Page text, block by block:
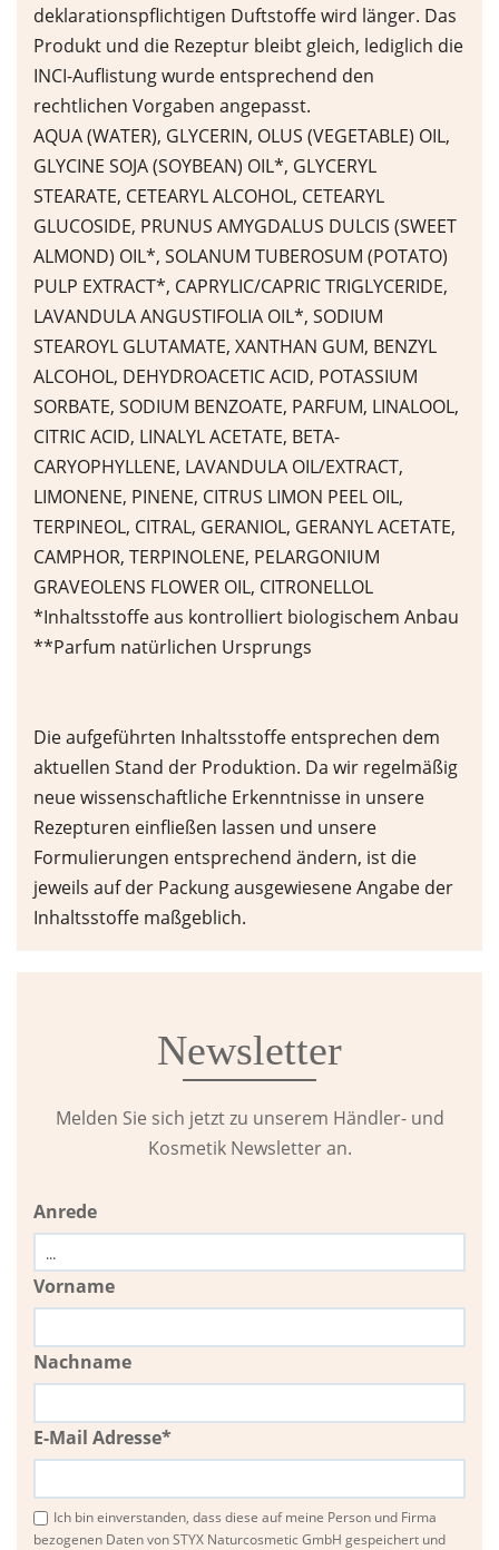
deklarationspflichtigen Duftstoffe wird länger. Das
Produkt und die Rezeptur bleibt gleich, lediglich die
INCI-Auflistung wurde entsprechend den
rechtlichen Vorgaben angepasst.
AQUA (WATER), GLYCERIN, OLUS (VEGETABLE) OIL,
GLYCINE SOJA (SOYBEAN) OIL*, GLYCERYL
STEARATE, CETEARYL ALCOHOL, CETEARYL
GLUCOSIDE, PRUNUS AMYGDALUS DULCIS (SWEET
ALMOND) OIL*, SOLANUM TUBEROSUM (POTATO)
PULP EXTRACT*, CAPRYLIC/CAPRIC TRIGLYCERIDE,
LAVANDULA ANGUSTIFOLIA OIL*, SODIUM
STEAROYL GLUTAMATE, XANTHAN GUM, BENZYL
ALCOHOL, DEHYDROACETIC ACID, POTASSIUM
SORBATE, SODIUM BENZOATE, PARFUM, LINALOOL,
CITRIC ACID, LINALYL ACETATE, BETA-
CARYOPHYLLENE, LAVANDULA OIL/EXTRACT,
LIMONENE, PINENE, CITRUS LIMON PEEL OIL,
TERPINEOL, CITRAL, GERANIOL, GERANYL ACETATE,
CAMPHOR, TERPINOLENE, PELARGONIUM
GRAVEOLENS FLOWER OIL, CITRONELLOL
*Inhaltsstoffe aus kontrolliert biologischem Anbau
**Parfum natürlichen Ursprungs
Die aufgeführten Inhaltsstoffe entsprechen dem
aktuellen Stand der Produktion. Da wir regelmäßig
neue wissenschaftliche Erkenntnisse in unsere
Rezepturen einfließen lassen und unsere
Formulierungen entsprechend ändern, ist die
jeweils auf der Packung ausgewiesene Angabe der
Inhaltsstoffe maßgeblich.
Newsletter
Melden Sie sich jetzt zu unserem Händler- und
Kosmetik Newsletter an.
Anrede
Vorname
Nachname
E-Mail Adresse*
Ich bin einverstanden, dass diese auf meine Person und Firma
bezogenen Daten von STYX Naturcosmetic GmbH gespeichert und